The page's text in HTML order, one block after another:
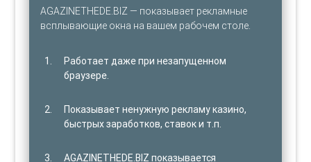
AGAZINETHEDE.BIZ — показывает рекламные
всплывающие окна на вашем рабочем столе.
Работает даже при незапущенном
браузере.
Показывает ненужную рекламу казино,
быстрых заработков, ставок и т.п.
AGAZINETHEDE.BIZ показывается